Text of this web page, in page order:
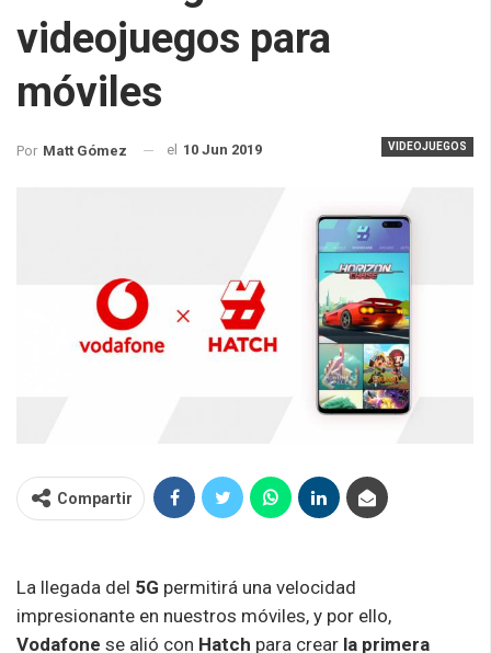
videojuegos para
móviles
VIDEOJUEGOS
Por Matt Gómez el 10 Jun 2019
Compartir
La llegada del 5G permitirá una velocidad
impresionante en nuestros móviles, y por ello,
Vodafone se alió con Hatch para crear la primera